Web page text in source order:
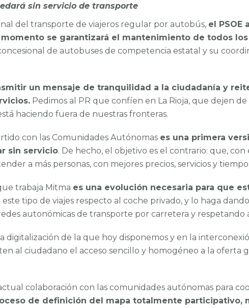
sin servicio de transporte
del transporte de viajeros regular por autobús, el PSOE
se garantizará el mantenimiento de todos
de autobuses de competencia estatal y su
un mensaje de tranquilidad a la ciudadanía y
Pedimos al PR que confíen en La Rioja, que dejen
haciendo fuera de nuestras fronteras.
con las Comunidades Autónomas es una primera
sin servicio. De hecho, el objetivo es el contrario: que,
a más personas, con mejores precios, servicios y
trabaja Mitma es una evolución necesaria para que
este tipo de viajes respecto al coche privado, y lo haga
autonómicas de transporte por carretera y respetando
digitalización de la que hoy disponemos y en la
al ciudadano el acceso sencillo y homogéneo a la oferta
colaboración con las comunidades autónomas para
de definición del mapa totalmente participativo,